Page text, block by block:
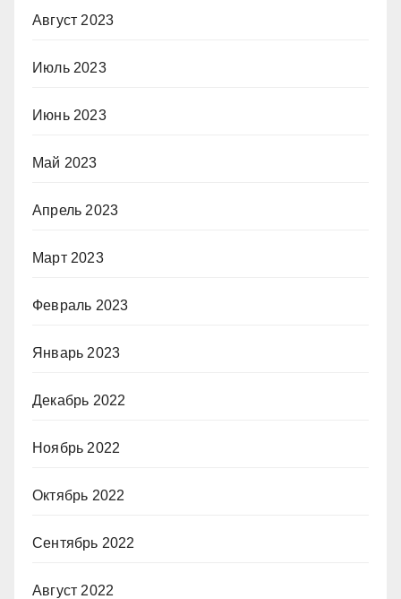
Август 2023
Июль 2023
Июнь 2023
Май 2023
Апрель 2023
Март 2023
Февраль 2023
Январь 2023
Декабрь 2022
Ноябрь 2022
Октябрь 2022
Сентябрь 2022
Август 2022